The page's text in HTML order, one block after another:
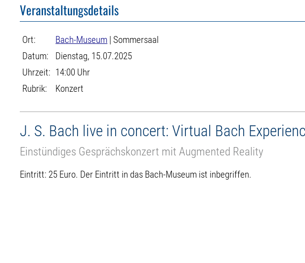
Veranstaltungsdetails
Ort: Bach-Museum | Sommersaal
Datum:
Dienstag, 15.07.2025
Uhrzeit: 14:00 Uhr
Rubrik:
Konzert
J. S. Bach live in concert: Virtual Bach
Einstündiges Gesprächskonzert mit Augmented Reality
Eintritt: 25 Euro. Der Eintritt in das Bach-Museum ist inbegriffen.